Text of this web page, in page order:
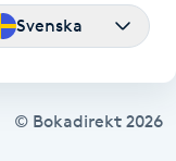
Svenska
© Bokadirekt 2026